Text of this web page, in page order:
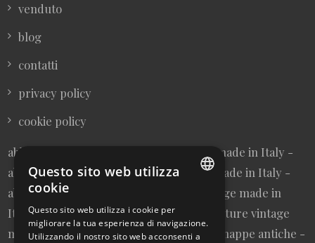
venduto
blog
contatti
privacy policy
cookie policy
abbigliamento donna vintage sartoriale made in Italy -
abbigliamento uomo vintage sartoriale made in Italy -
abbigliamento da collezione - borse vintage made in
Italy - cravatte vintage made in Italy - cinture vintage
made in Italy - collezionismo cartaceo - mappe antiche -
ENGLISH
Questo sito web utilizza
cookie
Questo sito web utilizza i cookie per
migliorare la tua esperienza di navigazione.
Utilizzando il nostro sito web acconsenti a